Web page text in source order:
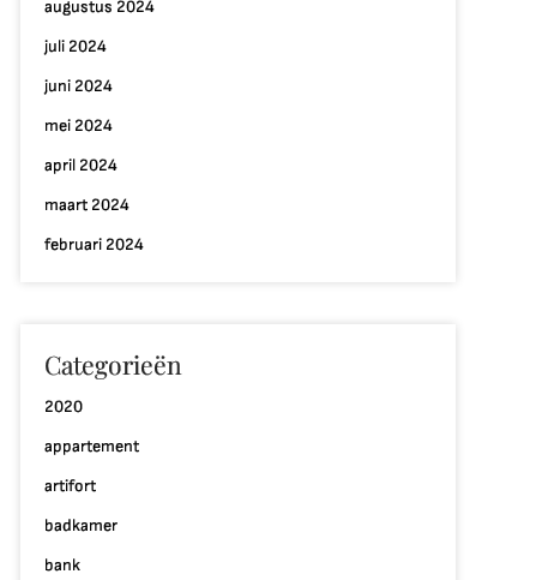
augustus 2024
juli 2024
juni 2024
mei 2024
april 2024
maart 2024
februari 2024
Categorieën
2020
appartement
artifort
badkamer
bank